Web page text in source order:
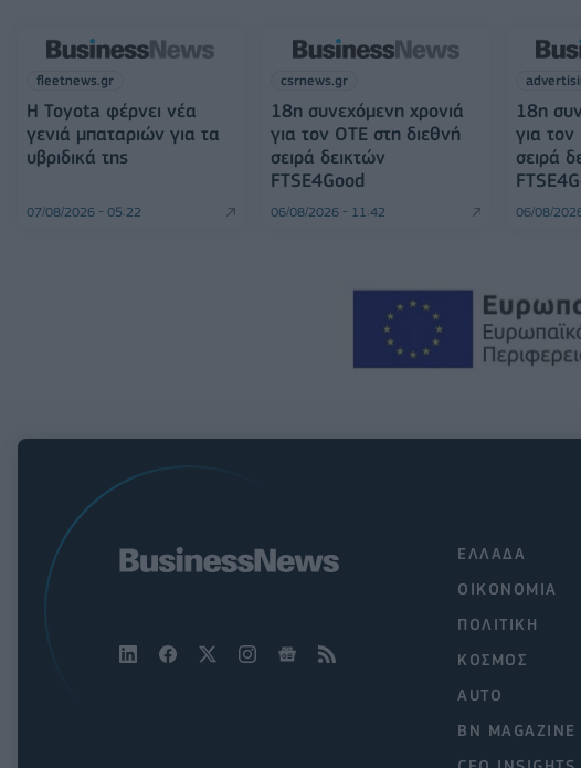
fleetnews.gr
Η Toyota φέρνει νέα
γενιά μπαταριών για τα
υβριδικά της
07/08/2026 - 05:22
csrnews.gr
18η συνεχόμενη χρονιά
για τον ΟΤΕ στη διεθνή
σειρά δεικτών
FTSE4Good
06/08/2026 - 11:42
18η
για
σειρά
06/08/
ΕΛΛΑΔΑ
ΟΙΚΟΝΟΜΙΑ
ΠΟΛΙΤΙΚΗ
ΚΟΣΜΟΣ
AUTO
BN MAGAZINE